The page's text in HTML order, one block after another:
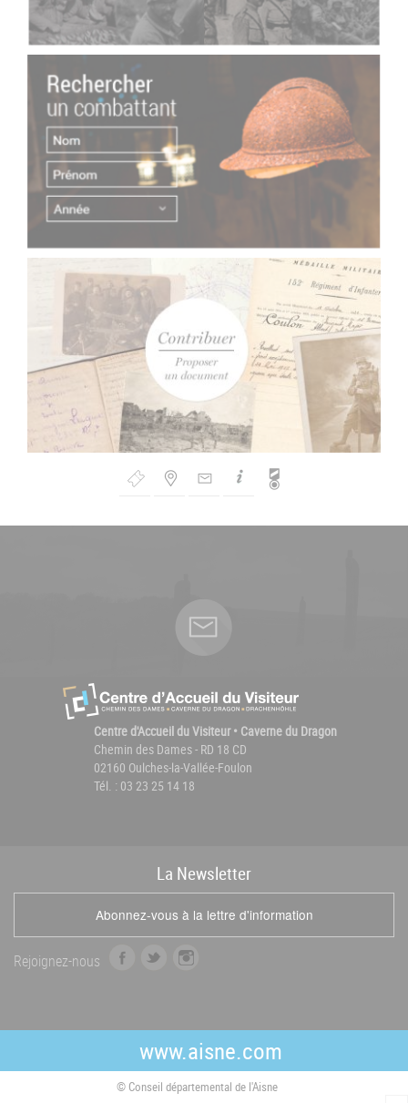
de
Centre d'Accueil du Visiteur • Caverne du Dragon
Chemin des Dames - RD 18 CD
02160 Oulches-la-Vallée-Foulon
Tél. : 03 23 25 14 18
La Newsletter
Abonnez-vous à la lettre d'information
Rejoignez-nous
b
o
t
e
r
a
g
r
a
www.aisne.com
© Conseil départemental de l'Aisne